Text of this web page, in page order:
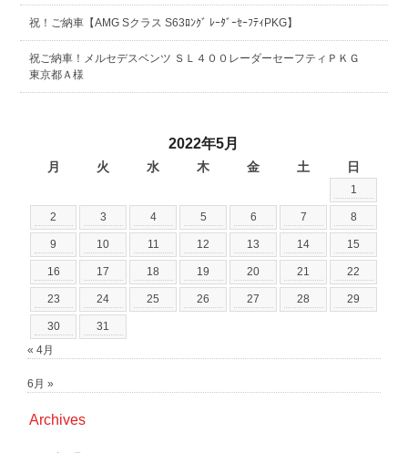
祝！ご納車【AMG Sクラス S63ﾛﾝｸﾞ ﾚｰﾀﾞｰｾｰﾌﾃｨPKG】
祝ご納車！メルセデスベンツ ＳＬ４００レーダーセーフティＰＫＧ
東京都Ａ様
2022年5月
月 火 水 木 金 土 日
1
2 3 4 5 6 7 8
9 10 11 12 13 14 15
16 17 18 19 20 21 22
23 24 25 26 27 28 29
30
31
« 4月
6月 »
Archives